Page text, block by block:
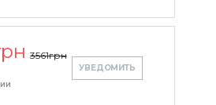
3561грн
УВЕДОМИТЬ